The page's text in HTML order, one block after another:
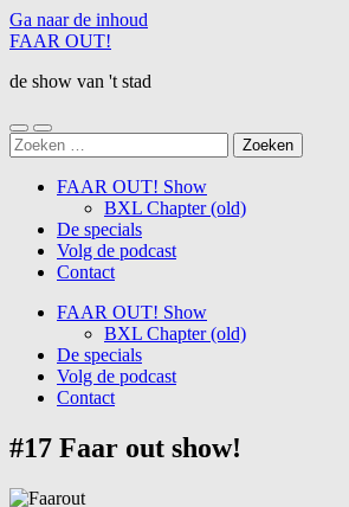
Ga naar de inhoud
FAAR OUT!
de show van 't stad
Schakel
naar
menu
Schakel
naar
Zoeken
naar:
FAAR OUT! Show
BXL Chapter (old)
De specials
Volg de podcast
Contact
FAAR OUT! Show
BXL Chapter (old)
De specials
Volg de podcast
Contact
#17 Faar out show!